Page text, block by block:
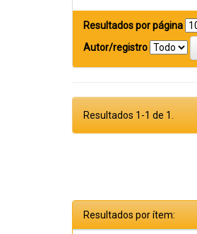
Resultados por página
Autor/registro
Resultados 1-1 de 1.
Resultados por ítem: